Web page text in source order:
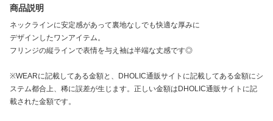
商品説明
ネックラインに安定感があって裏地なしでも快適な厚みに
デザインしたワンアイテム。
フリンジの縦ラインで表情を与え袖は半端な丈感です◎
※WEARに記載してある金額と、DHOLIC通販サイトに記載してある金額にシ
ステム都合上、稀に誤差が生じます。正しい金額はDHOLIC通販サイトに記
載された金額です。